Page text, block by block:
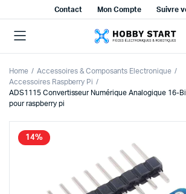
Contact Mon Compte Suivre
Home
Accessoires & Composants Electronique
Accessoires Raspberry Pi
ADS1115 Convertisseur Numérique Analogique 16-
pour raspberry pi
14%